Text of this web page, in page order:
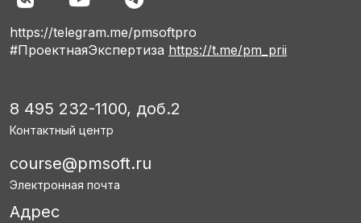
https://telegram.me/pmsoftpro
#ПроектнаяЭкспертиза https://t.me/pm_prii
8 495 232-1100, доб.2
Контактный центр
course@pmsoft.ru
Электронная почта
Адрес